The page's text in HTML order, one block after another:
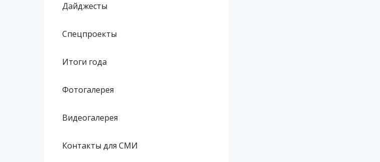
Дайджесты
Спецпроекты
Итоги года
Фотогалерея
Видеогалерея
Контакты для СМИ